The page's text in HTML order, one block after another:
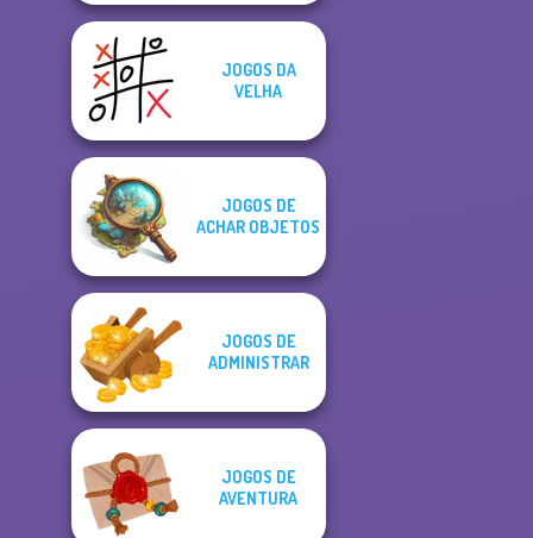
JOGOS DA
VELHA
JOGOS DE
ACHAR OBJETOS
JOGOS DE
ADMINISTRAR
JOGOS DE
AVENTURA